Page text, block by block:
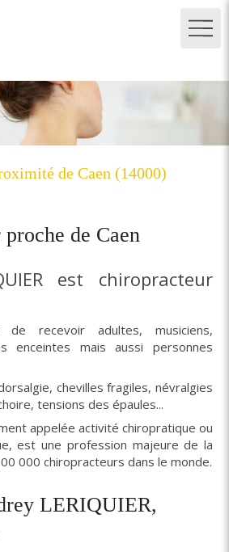
de Caen (14000)
de Caen
est chiropracteur
recevoir adultes, musiciens,
enceintes mais aussi personnes
chevilles fragiles, névralgies
tensions des épaules...
appelée activité chiropratique ou
est une profession majeure de la
000 chiropracteurs dans le monde.
LERIQUIER,